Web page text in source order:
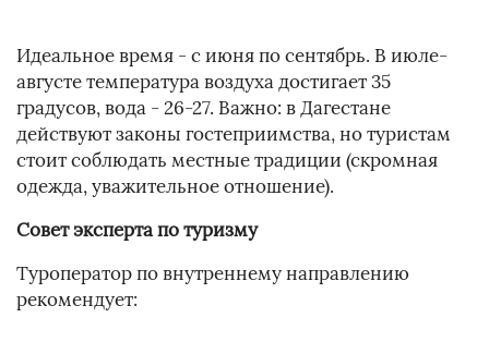
Идеальное время - с июня по сентябрь. В июле-
августе температура воздуха достигает 35
градусов, вода - 26-27. Важно: в Дагестане
действуют законы гостеприимства, но туристам
стоит соблюдать местные традиции (скромная
одежда, уважительное отношение).
Совет эксперта по туризму
Туроператор по внутреннему направлению
рекомендует: